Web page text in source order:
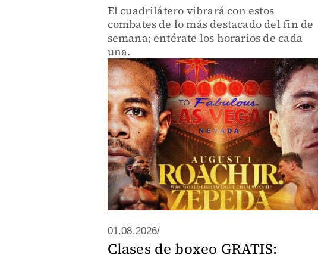
El cuadrilátero vibrará con estos
combates de lo más destacado del fin de
semana; entérate los horarios de cada
una.
01.08.2026/
Clases de boxeo GRATIS: